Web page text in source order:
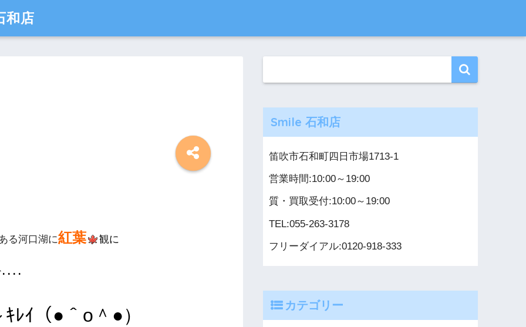
和店
る河口湖に紅葉 観に
･･･
ﾚｲ（●＾o＾●）
Smile 石和店
笛吹市石和町四日市場1713-1
営業時間:10:00～19:00
質・買取受付:10:00～19:00
TEL:055-263-3178
フリーダイアル:0120-918-333
カテゴリー